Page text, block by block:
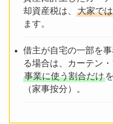
却資産税は、 大家で
ます。
借主が自宅の一部を
る場合は、カーテン
事業に使う割合だけ
（家事按分）。